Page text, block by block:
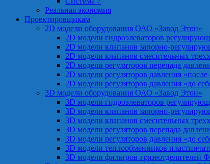
Реальная экономия
Проектировщикам
2D модели оборудования ОАО «Завод Этон»
2D модели гидроэлеваторов
2D модели клапанов запорно-
2D модели клапанов смесительных
2D модели регуляторов перепада
2D модели регуляторов давления
2D модели регуляторов давления «до
3D модели оборудования ОАО «Завод Этон»
3D модели гидроэлеваторов
3D модели клапанов запорно-
3D модели клапанов смесительных
3D модели регуляторов перепада
3D модели регуляторов давления «до
3D модели теплообменников
3D модели фильтров-грязеотделителей